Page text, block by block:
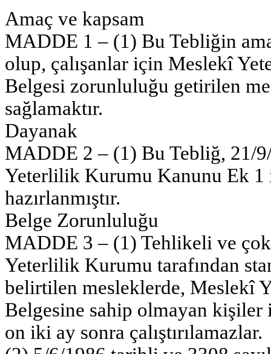
Amaç ve kapsam
MADDE 1 – (1) Bu Tebliğin
olup, çalışanlar için Meslekî
Belgesi zorunluluğu getirilen
sağlamaktır.
Dayanak
MADDE 2 – (1) Bu Tebliğ, 21/
Yeterlilik Kurumu Kanunu Ek 1
hazırlanmıştır.
Belge Zorunluluğu
MADDE 3 – (1) Tehlikeli ve
Yeterlilik Kurumu tarafından
belirtilen mesleklerde, Meslekî
Belgesine sahip olmayan
on iki ay sonra çalıştırılamazlar.